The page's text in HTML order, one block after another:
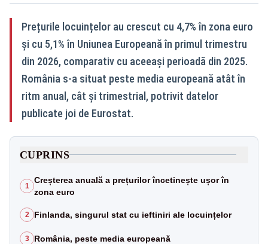
Prețurile locuințelor au crescut cu 4,7% în zona euro
și cu 5,1% în Uniunea Europeană în primul trimestru
din 2026, comparativ cu aceeași perioadă din 2025.
România s-a situat peste media europeană atât în
ritm anual, cât și trimestrial, potrivit datelor
publicate joi de Eurostat.
CUPRINS
1
Creșterea anuală a prețurilor încetinește ușor în
zona euro
2 Finlanda, singurul stat cu ieftiniri ale locuințelor
3 România, peste media europeană